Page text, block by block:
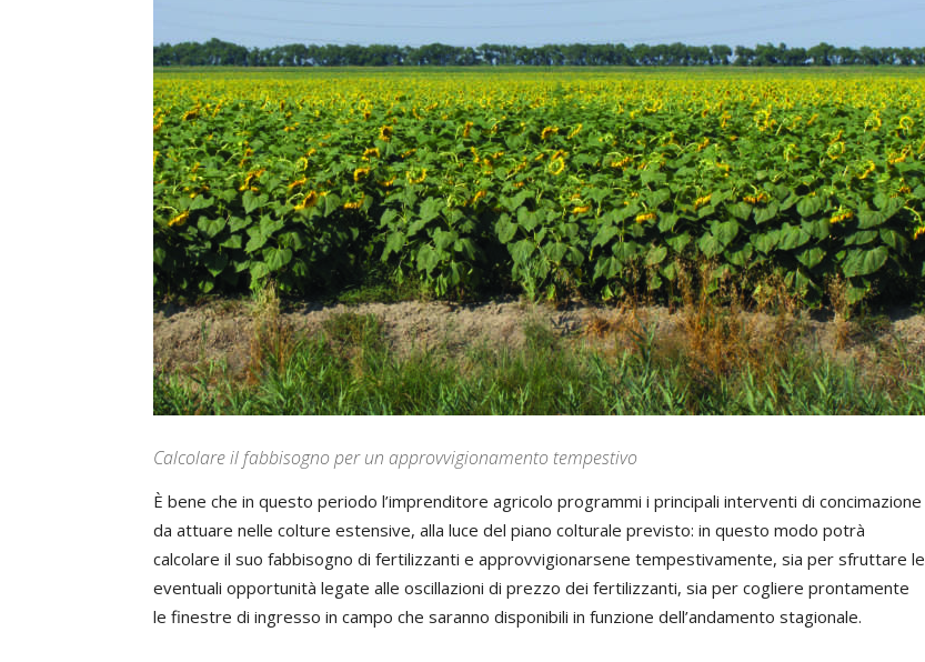
Calcolare il fabbisogno per un approvvigionamento tempestivo
È bene che in questo periodo l’imprenditore agricolo programmi i principali interventi di concimazione
da attuare nelle colture estensive, alla luce del piano colturale previsto: in questo modo potrà
calcolare il suo fabbisogno di fertilizzanti e approvvigionarsene tempestivamente, sia per sfruttare le
eventuali opportunità legate alle oscillazioni di prezzo dei fertilizzanti, sia per cogliere prontamente
le finestre di ingresso in campo che saranno disponibili in funzione dell’andamento stagionale.